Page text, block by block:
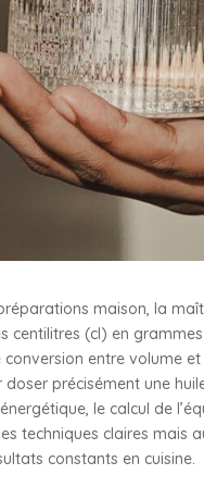
maison, la
centilitres (cl) en
conversion entre volume
précisément une
le calcul de
techniques claires mais
constants en cuisine.